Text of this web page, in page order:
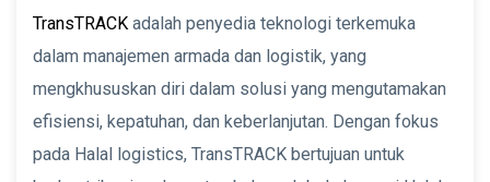
TransTRACK adalah penyedia teknologi terkemuka
dalam manajemen armada dan logistik, yang
mengkhususkan diri dalam solusi yang mengutamakan
efisiensi, kepatuhan, dan keberlanjutan. Dengan fokus
pada Halal logistics, TransTRACK bertujuan untuk